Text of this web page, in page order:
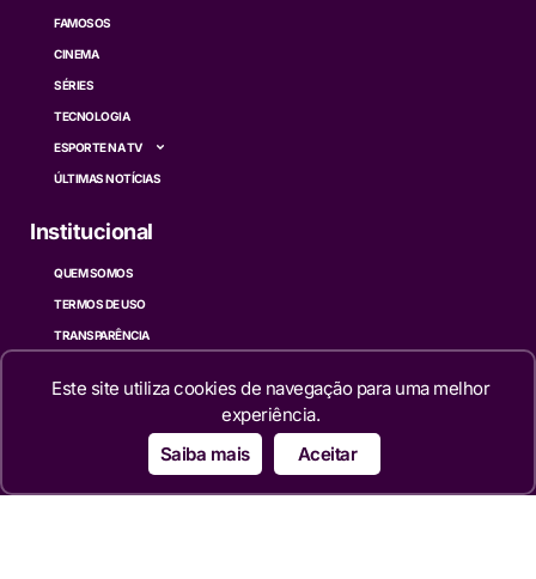
FAMOSOS
CINEMA
SÉRIES
TECNOLOGIA
ESPORTE NA TV
ÚLTIMAS NOTÍCIAS
Institucional
QUEM SOMOS
TERMOS DE USO
TRANSPARÊNCIA
CONTATO
Este site utiliza cookies de navegação para uma melhor
experiência.
Saiba mais
Aceitar